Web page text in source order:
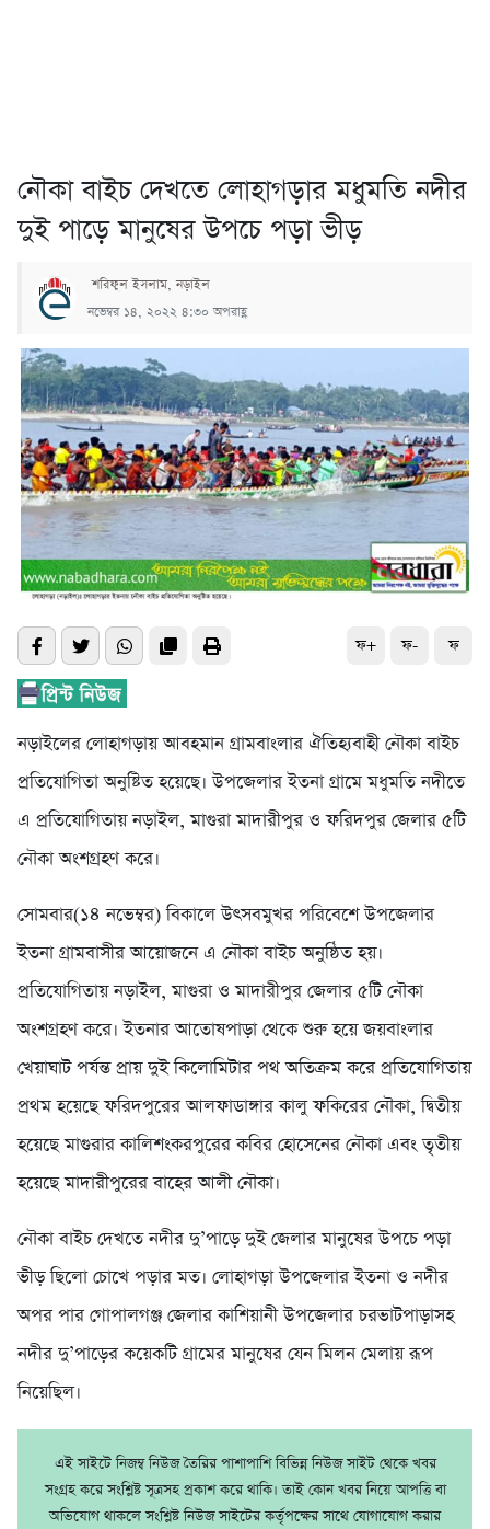
নৌকা বাইচ দেখতে লোহাগড়ার মধুমতি নদীর
দুই পাড়ে মানুষের উপচে পড়া ভীড়
শরিফুল ইসলাম, নড়াইল
নভেম্বর ১৪, ২০২২ ৪:৩০ অপরাহ্ণ
ফ+ ফ- ফ
নড়াইলের লোহাগড়ায় আবহমান গ্রামবাংলার ঐতিহ্যবাহী নৌকা বাইচ
প্রতিযোগিতা অনুষ্টিত হয়েছে। উপজেলার ইতনা গ্রামে মধুমতি নদীতে
এ প্রতিযোগিতায় নড়াইল, মাগুরা মাদারীপুর ও ফরিদপুর জেলার ৫টি
নৌকা অংশগ্রহণ করে।
সোমবার(১৪ নভেম্বর) বিকালে উৎসবমুখর পরিবেশে উপজেলার
ইতনা গ্রামবাসীর আয়োজনে এ নৌকা বাইচ অনুষ্ঠিত হয়।
প্রতিযোগিতায় নড়াইল, মাগুরা ও মাদারীপুর জেলার ৫টি নৌকা
অংশগ্রহণ করে। ইতনার আতোষপাড়া থেকে শুরু হয়ে জয়বাংলার
খেয়াঘাট পর্যন্ত প্রায় দুই কিলোমিটার পথ অতিক্রম করে প্রতিযোগিতায়
প্রথম হয়েছে ফরিদপুরের আলফাডাঙ্গার কালু ফকিরের নৌকা, দ্বিতীয়
হয়েছে মাগুরার কালিশংকরপুরের কবির হোসেনের নৌকা এবং তৃতীয়
হয়েছে মাদারীপুরের বাহের আলী নৌকা।
নৌকা বাইচ দেখতে নদীর দু’পাড়ে দুই জেলার মানুষের উপচে পড়া
ভীড় ছিলো চোখে পড়ার মত। লোহাগড়া উপজেলার ইতনা ও নদীর
অপর পার গোপালগঞ্জ জেলার কাশিয়ানী উপজেলার চরভাটপাড়াসহ
নদীর দু’পাড়ের কয়েকটি গ্রামের মানুষের যেন মিলন মেলায় রূপ
নিয়েছিল।
এই সাইটে নিজম্ব নিউজ তৈরির পাশাপাশি বিভিন্ন নিউজ সাইট থেকে খবর
সংগ্রহ করে সংশ্লিষ্ট সূত্রসহ প্রকাশ করে থাকি। তাই কোন খবর নিয়ে আপত্তি বা
অভিযোগ থাকলে সংশ্লিষ্ট নিউজ সাইটের কর্তৃপক্ষের সাথে যোগাযোগ করার